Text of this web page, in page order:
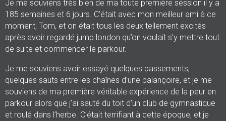
Je me souviens très bien de ma toute première session il y a
185 semaines et 6 jours. C’était avec mon meilleur ami à ce
moment, Tom, et on était tous les deux tellement excités
après avoir regardé jump london qu’on voulait s’y mettre tout
de suite et commencer le parkour.
Je me souviens avoir essayé quelques passements,
quelques sauts entre les chaînes d’une balançoire, et je me
souviens de ma première véritable expérience de la peur en
parkour alors que j’ai sauté du toit d’un club de gymnastique
et roulé dans l’herbe. C’était terrifiant à cette époque, et je